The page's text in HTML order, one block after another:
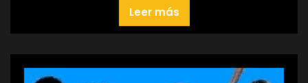
Leer más